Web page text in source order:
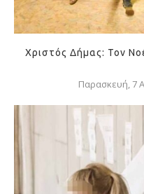
Χριστός Δήμας: Τον
Παρασκευή, 7